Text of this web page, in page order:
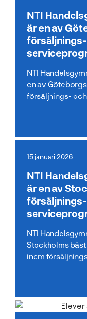
NTI
är en av
NTI
en av
försäljnings-
15 januari 2026
NTI
är en av
NTI
Stockholms
inom